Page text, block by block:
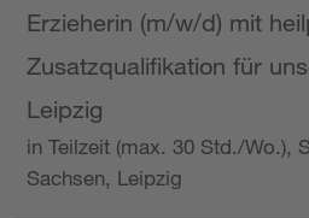
Erzieherin (m/w/d) mit
Zusatzqualifikation für
Leipzig
in Teilzeit (max. 30 Std./Wo.),
Sachsen, Leipzig